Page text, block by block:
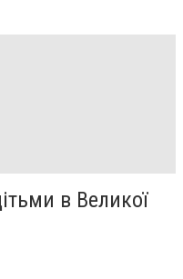
в Великої